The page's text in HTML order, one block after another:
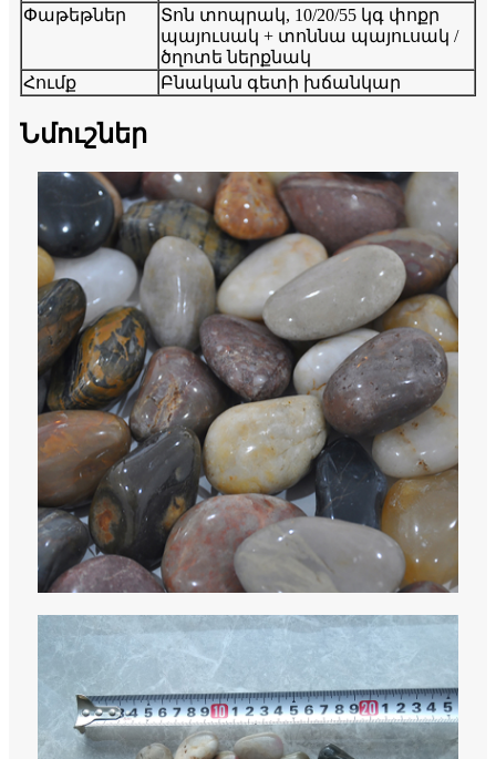
Փաթեթներ
Տոն տոպրակ, 10/20/55 կգ փոքր
պայուսակ + տոննա պայուսակ /
ծղոտե ներքնակ
Հումք
Բնական գետի խճանկար
Նմուշներ